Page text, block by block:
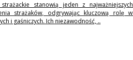
stanowią jeden z
strażaków, odgrywając kluczową rolę w
i gaśniczych. Ich niezawodność, ..